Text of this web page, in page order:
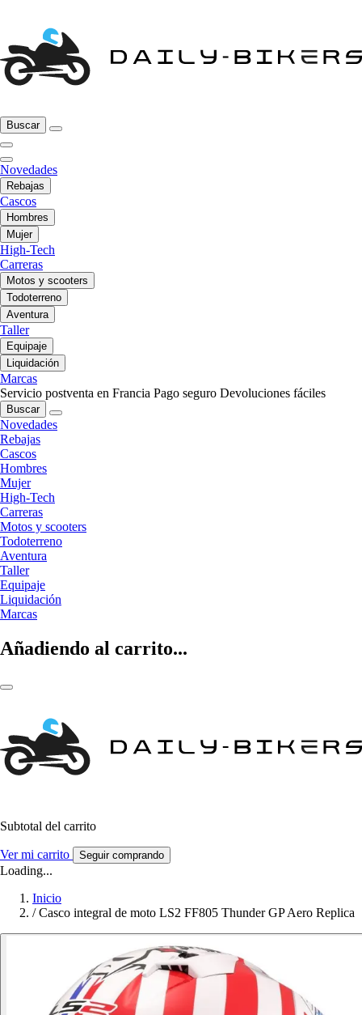
Buscar
Novedades
Rebajas
Cascos
Hombres
Mujer
High-Tech
Carreras
Motos y scooters
Todoterreno
Aventura
Taller
Equipaje
Liquidación
Marcas
Servicio postventa en Francia Pago seguro Devoluciones fáciles
Buscar
Novedades
Rebajas
Cascos
Hombres
Mujer
High-Tech
Carreras
Motos y scooters
Todoterreno
Aventura
Taller
Equipaje
Liquidación
Marcas
Añadiendo al carrito...
Subtotal del carrito
Ver mi carrito Seguir comprando
Loading...
Inicio
/ Casco integral de moto LS2 FF805 Thunder GP Aero Replica